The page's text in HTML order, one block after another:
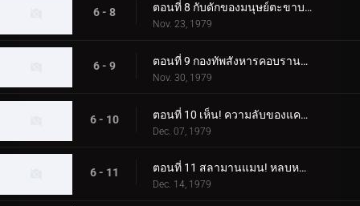
6 - 8 ตอนที่ 8 กับดักของมนุษย์ตะขาบ! ห้องผ่าตัดลึกลับ
Nov. 23, 1979
6 - 9 ตอนที่ 9 กองทัพสังหารคอบรานแมน
Nov. 30, 1979
6 - 10 ตอนที่ 10 เห็น! ความลับของแครกเกอร์แมน
Dec. 07, 1979
6 - 11 ตอนที่ 11 สลามานแมน! หลบหนีจากหุบเขานรก
Dec. 14, 1979